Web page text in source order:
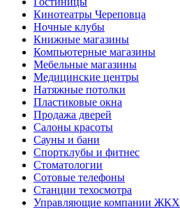
Кинотеатры Череповца
Ночные клубы
Книжные магазины
Компьютерные магазины
Мебельные магазины
Медицинские центры
Натяжные потолки
Пластиковые окна
Продажа дверей
Салоны красоты
Сауны и бани
Спортклубы и фитнес
Стоматологии
Сотовые телефоны
Станции техосмотра
Управляющие компании ЖКХ